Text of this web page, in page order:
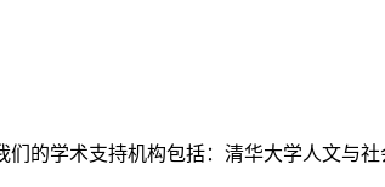
的学术支持机构包括：清华大学人文与社